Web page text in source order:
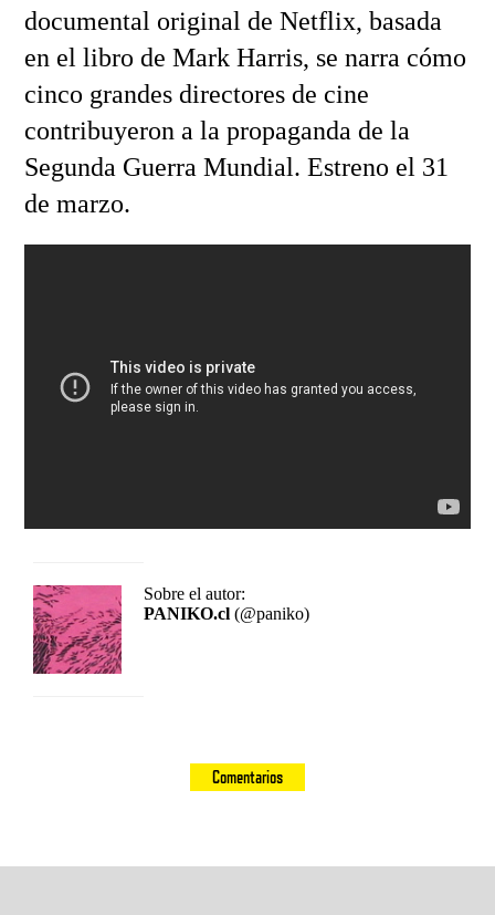
documental original de Netflix, basada
en el libro de Mark Harris, se narra cómo
cinco grandes directores de cine
contribuyeron a la propaganda de la
Segunda Guerra Mundial. Estreno el 31
de marzo.
Sobre el autor:
PANIKO.cl (@paniko)
Comentarios